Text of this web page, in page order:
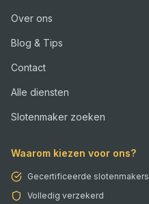
Over ons
Blog & Tips
Contact
Alle diensten
Slotenmaker zoeken
Waarom kiezen voor ons?
Gecertificeerde slotenmakers
Volledig verzekerd